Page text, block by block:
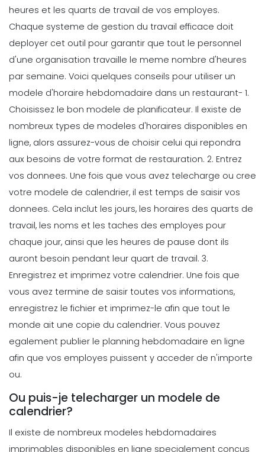
Scheduling
Les avantages d'un horaire de
travail flexible
Michelle Jaco Oct 12, 2020
Scheduling
Comment resoudre les conflits de
planification des employes les plus
courants Les conflits
Michelle Jaco Oct 12, 2020
Comment le suivi du temps aide a
augmenter la productivite Le suivi du
Michelle Jaco Oct 12, 2020
Comment un planificateur horaire
ameliore l'organisation de votre
entreprise
Michelle Jaco Oct 12, 2020
Scheduling
Comment un modele de
Michelle Jaco Oct 12, 2020
Scheduling
Erreurs courantes de planification
heures et les quarts de travail de vos employes.
Chaque systeme de gestion du travail efficace doit
deployer cet outil pour garantir que tout le personnel
d'une organisation travaille le meme nombre d'heures
par semaine. Voici quelques conseils pour utiliser un
modele d'horaire hebdomadaire dans un restaurant- 1.
Choisissez le bon modele de planificateur. Il existe de
nombreux types de modeles d'horaires disponibles en
ligne, alors assurez-vous de choisir celui qui repondra
aux besoins de votre format de restauration. 2. Entrez
vos donnees. Une fois que vous avez telecharge ou cree
votre modele de calendrier, il est temps de saisir vos
donnees. Cela inclut les jours, les horaires des quarts de
travail, les noms et les taches des employes pour
chaque jour, ainsi que les heures de pause dont ils
auront besoin pendant leur quart de travail. 3.
Enregistrez et imprimez votre calendrier. Une fois que
vous avez termine de saisir toutes vos informations,
enregistrez le fichier et imprimez-le afin que tout le
monde ait une copie du calendrier. Vous pouvez
egalement publier le planning hebdomadaire en ligne
afin que vos employes puissent y acceder de n'importe
ou.
Ou puis-je telecharger un modele de
calendrier?
Il existe de nombreux modeles hebdomadaires
imprimables disponibles en ligne specialement concus